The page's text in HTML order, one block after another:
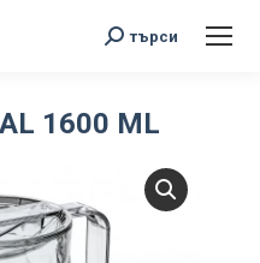
Search:
търси
1600 ML